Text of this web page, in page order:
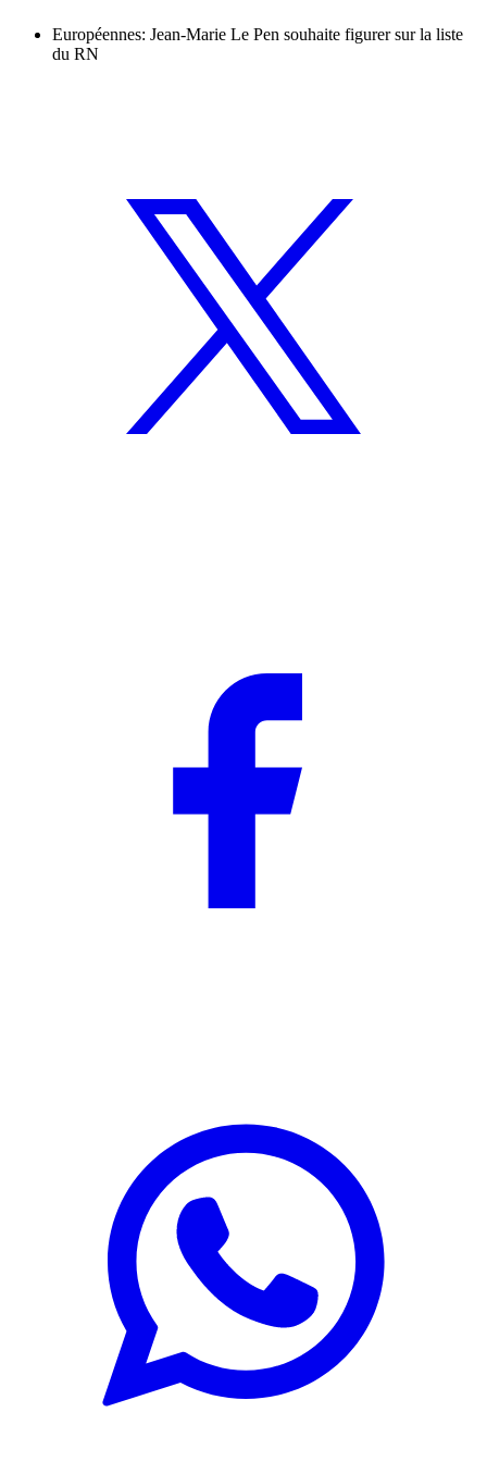
Européennes: Jean-Marie Le Pen souhaite figurer sur la liste
du RN